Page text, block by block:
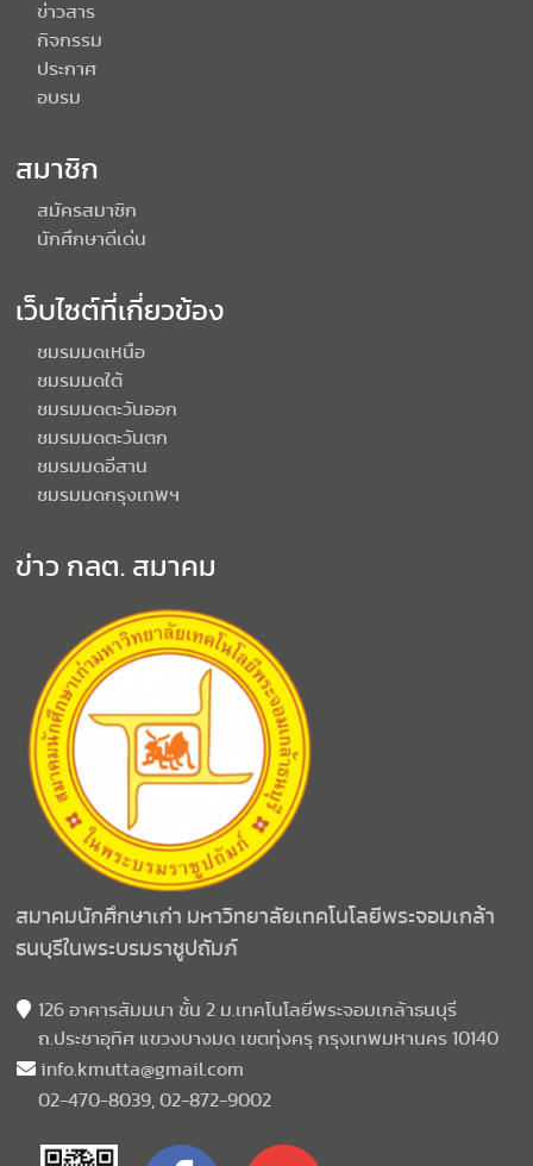
ข่าวสาร
กิจกรรม
ประกาศ
อบรม
สมาชิก
สมัครสมาชิก
นักศึกษาดีเด่น
เว็บไซต์ที่เกี่ยวข้อง
ชมรมมดเหนือ
ชมรมมดใต้
ชมรมมดตะวันออก
ชมรมมดตะวันตก
ชมรมมดอีสาน
ชมรมมดกรุงเทพฯ
ข่าว กลต. สมาคม
สมาคมนักศึกษาเก่า มหาวิทยาลัยเทคโนโลยีพระจอมเกล้า
ธนบุรีในพระบรมราชูปถัมภ์
126 อาคารสัมมนา ชั้น 2 ม.เทคโนโลยีพระจอมเกล้าธนบุรี
ถ.ประชาอุทิศ แขวงบางมด เขตทุ่งครุ กรุงเทพมหานคร 10140
info.kmutta@gmail.com
02-470-8039, 02-872-9002